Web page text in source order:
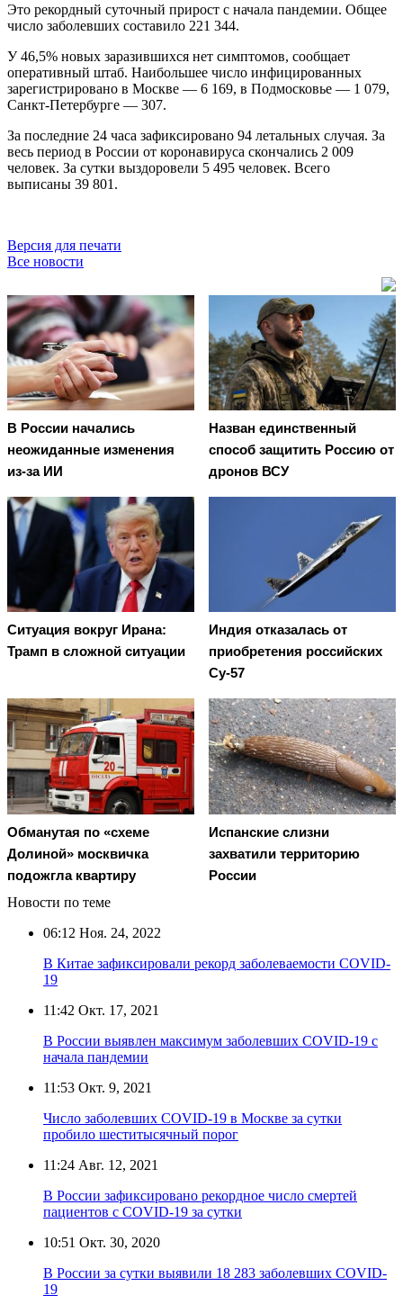
Это рекордный суточный прирост с начала пандемии. Общее
число заболевших составило 221 344.
У 46,5% новых заразившихся нет симптомов, сообщает
оперативный штаб. Наибольшее число инфицированных
зарегистрировано в Москве — 6 169, в Подмосковье — 1 079,
Санкт-Петербурге — 307.
За последние 24 часа зафиксировано 94 летальных случая. За
весь период в России от коронавируса скончались 2 009
человек. За сутки выздоровели 5 495 человек. Всего
выписаны 39 801.
Версия для печати
Все новости
В России начались
неожиданные изменения
из-за ИИ
Назван единственный
способ защитить Россию от
дронов ВСУ
Ситуация вокруг Ирана:
Трамп в сложной ситуации
Индия отказалась от
приобретения российских
Су-57
Обманутая по «схеме
Долиной» москвичка
подожгла квартиру
Испанские слизни
захватили территорию
России
Новости по теме
06:12 Ноя. 24, 2022
В Китае зафиксировали рекорд заболеваемости COVID-
19
11:42 Окт. 17, 2021
В России выявлен максимум заболевших COVID-19 с
начала пандемии
11:53 Окт. 9, 2021
Число заболевших COVID-19 в Москве за сутки
пробило шеститысячный порог
11:24 Авг. 12, 2021
В России зафиксировано рекордное число смертей
пациентов с COVID-19 за сутки
10:51 Окт. 30, 2020
В России за сутки выявили 18 283 заболевших COVID-
19